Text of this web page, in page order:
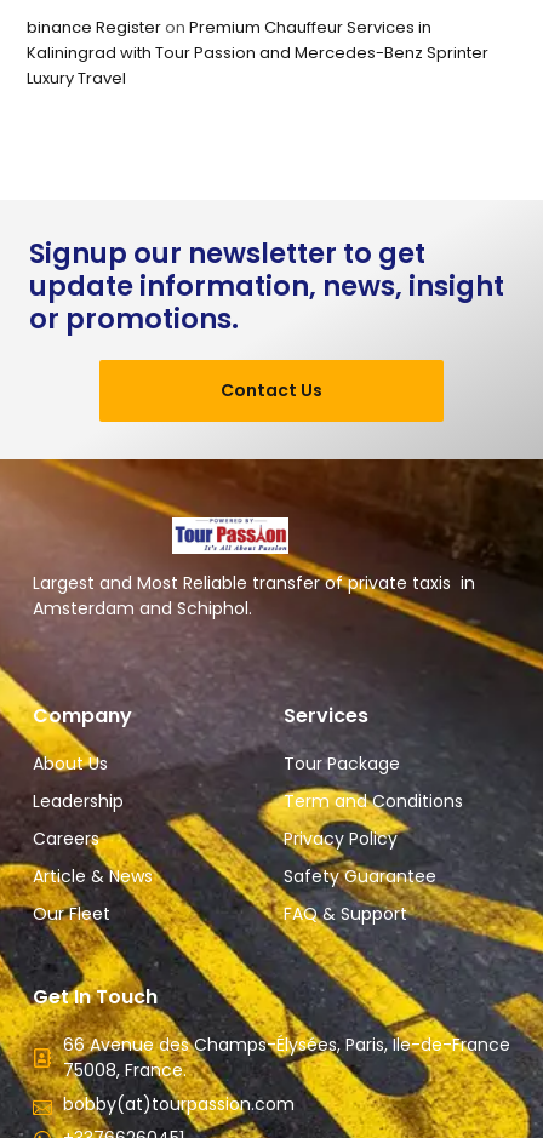
binance RegisteronPremium Chauffeur Services in
Kaliningrad with Tour Passion and Mercedes-Benz Sprinter
Luxury Travel
Signup our newsletter to get
update information, news, insight
or promotions.
Contact Us
Largest and Most Reliable transfer of private taxis in
Amsterdam and Schiphol.
Company
About Us
Leadership
Careers
Article & News
Our Fleet
Services
Tour Package
Term and Conditions
Privacy Policy
Safety Guarantee
FAQ & Support
Get In Touch
66 Avenue des Champs-Élysées, Paris, Ile-de-France
75008, France.
bobby(at)tourpassion.com